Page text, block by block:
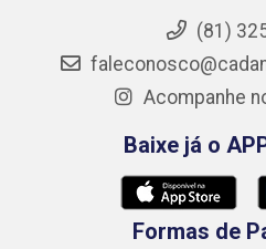
(81)
Acompanhe
Baixe já o
Formas de